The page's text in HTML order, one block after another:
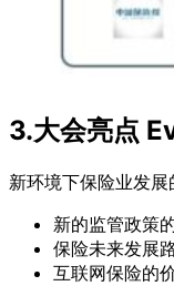
3.大会亮点
新环境下保险业发
新的监管政策
保险未来发展
互联网保险的